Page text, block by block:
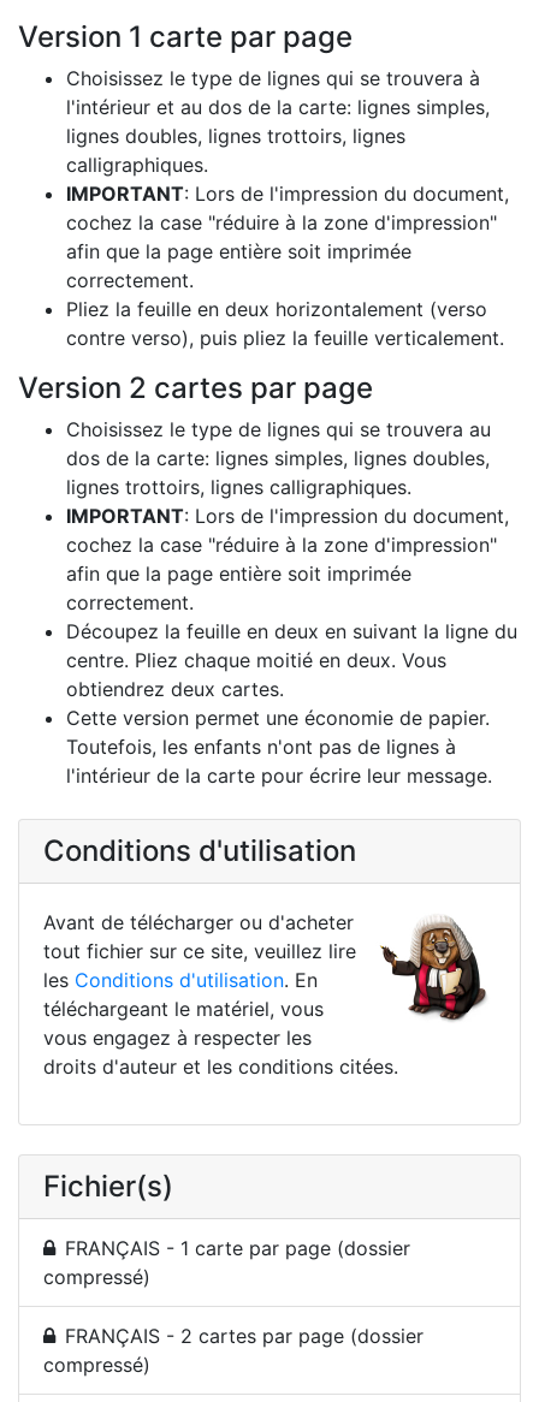
Version 1 carte par page
Choisissez le type de lignes qui se trouvera à
l'intérieur et au dos de la carte: lignes simples,
lignes doubles, lignes trottoirs, lignes
calligraphiques.
IMPORTANT: Lors de l'impression du document,
cochez la case "réduire à la zone d'impression"
afin que la page entière soit imprimée
correctement.
Pliez la feuille en deux horizontalement (verso
contre verso), puis pliez la feuille verticalement.
Version 2 cartes par page
Choisissez le type de lignes qui se trouvera au
dos de la carte: lignes simples, lignes doubles,
lignes trottoirs, lignes calligraphiques.
IMPORTANT: Lors de l'impression du document,
cochez la case "réduire à la zone d'impression"
afin que la page entière soit imprimée
correctement.
Découpez la feuille en deux en suivant la ligne du
centre. Pliez chaque moitié en deux. Vous
obtiendrez deux cartes.
Cette version permet une économie de papier.
Toutefois, les enfants n'ont pas de lignes à
l'intérieur de la carte pour écrire leur message.
Conditions d'utilisation
Avant de télécharger ou d'acheter
tout fichier sur ce site, veuillez lire
les Conditions d'utilisation. En
téléchargeant le matériel, vous
vous engagez à respecter les
droits d'auteur et les conditions citées.
Fichier(s)
FRANÇAIS - 1 carte par page (dossier
compressé)
FRANÇAIS - 2 cartes par page (dossier
compressé)